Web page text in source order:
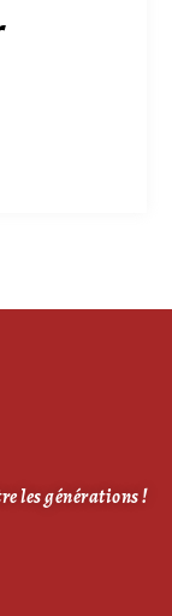
les générations !